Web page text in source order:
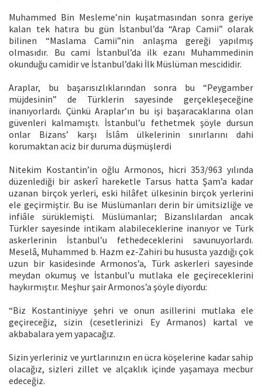
Muhammed Bin Mesleme’nin kuşatmasından sonra geriye
kalan tek hatıra bu gün İstanbul’da “Arap Camii” olarak
bilinen “Maslama Camii”nin anlaşma gereği yapılmış
olmasıdır. Bu cami İstanbul’da ilk ezanı Muhammedinin
okunduğu camidir ve İstanbul’daki İlk Müslüman mescididir.
Araplar, bu başarısızlıklarından sonra bu “Peygamber
müjdesinin” de Türklerin sayesinde gerçekleşeceğine
inanıyorlardı. Çünkü Araplar’ın bu işi başaracaklarına olan
güvenleri kalmamıştı. İstanbul’u fethetmek şöyle dursun
onlar Bizans’ karşı İslâm ülkelerinin sınırlarını dahi
korumaktan aciz bir duruma düşmüşlerdi
Nitekim Kostantin’in oğlu Armonos, hicri 353/963 yılında
düzenlediği bir askerî hareketle Tarsus hatta Şam’a kadar
uzanan birçok yerleri, eski hilâfet ülkesinin birçok yerlerini
ele geçirmiştir. Bu ise Müslümanları derin bir ümitsizliğe ve
infiâle sürüklemişti. Müslümanlar; Bizanslılardan ancak
Türkler sayesinde intikam alabileceklerine inanıyor ve Türk
askerlerinin İstanbul’u fethedeceklerini savunuyorlardı.
Meselâ, Muhammed b. Hazm ez-Zahiri bu hususta yazdığı çok
uzun bir kasidesinde Armonos’a, Türk askerleri sayesinde
meydan okumuş ve İstanbul’u mutlaka ele geçireceklerini
haykırmıştır. Meşhur şair Armonos’a şöyle diyordu:
“Biz Kostantiniyye şehri ve onun asillerini mutlaka ele
geçireceğiz, sizin (cesetlerinizi Ey Armanos) kartal ve
akbabalara yem yapacağız.
Sizin yerleriniz ve yurtlarınızın en ücra köşelerine kadar sahip
olacağız, sizleri zillet ve alçaklık içinde yaşamaya mecbur
edeceğiz.